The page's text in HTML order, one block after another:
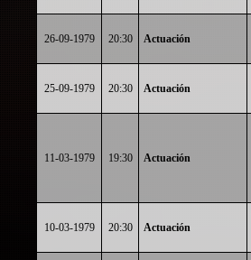
26-09-1979 20:30 Actuación
25-09-1979 20:30 Actuación
11-03-1979 19:30 Actuación
10-03-1979 20:30 Actuación